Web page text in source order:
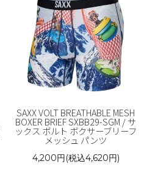
SAXX VOLT BREATHABLE MESH
BOXER BRIEF SXBB29-SGM / サ
ックス ボルト ボクサーブリーフ
メッシュ パンツ
4,200円(税込4,620円)